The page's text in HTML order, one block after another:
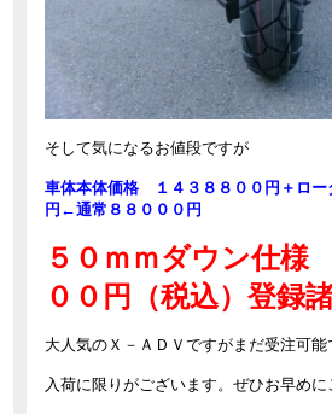
そして気になるお値段ですが
車体本体価格 １４３８８００円＋ロー
円←通常８８０００円
５０ｍｍダウン仕様
００円（税込）登録
大人気のＸ－ＡＤＶですがまだ受注可能
入荷に限りがございます。ぜひお早めに